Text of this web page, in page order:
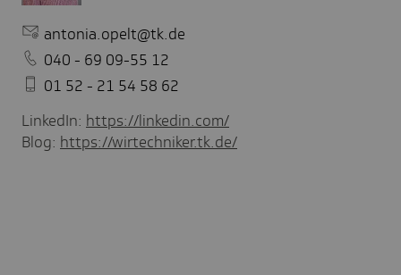
antonia.opelt@tk.de
040 - 69 09-55 12
01 52 - 21 54 58 62
LinkedIn: https://linkedin.com/
Blog: https://wirtechniker.tk.de/